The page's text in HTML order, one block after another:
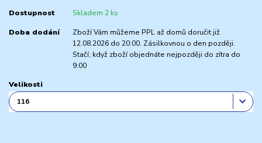
Dostupnost Skladem 2 ks
Doba dodání
Zboží Vám můžeme PPL až domů doručit již
12.08.2026 do 20:00. Zásilkovnou o den později.
Stačí, když zboží objednáte nejpozději do zítra do
9:00
Velikosti